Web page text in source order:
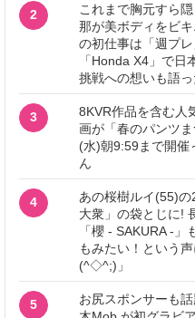
2
これまで胸元すら
那が美ボディをビ
の初仕事は「週プ
「Honda X4」で
挑戦への想いも語
3
8KVR作品を含む人
画が「春のパンツ
(水)朝9:59まで開催
ん
4
あの桜樹ルイ(55)の
大衆」の袋とじに!
「櫻 - SAKURA -
もみたい！という
(^◇^;)」
5
お尻スポンサーも